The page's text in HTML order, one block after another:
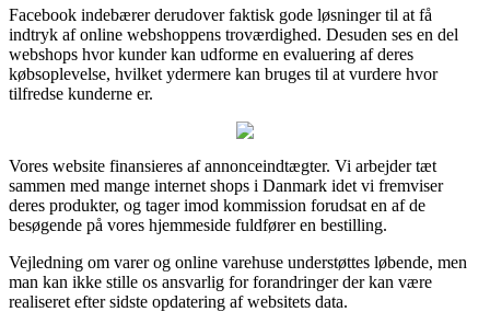
Facebook indebærer derudover faktisk gode løsninger til at få
indtryk af online webshoppens troværdighed. Desuden ses en del
webshops hvor kunder kan udforme en evaluering af deres
købsoplevelse, hvilket ydermere kan bruges til at vurdere hvor
tilfredse kunderne er.
Vores website finansieres af annonceindtægter. Vi arbejder tæt
sammen med mange internet shops i Danmark idet vi fremviser
deres produkter, og tager imod kommission forudsat en af de
besøgende på vores hjemmeside fuldfører en bestilling.
Vejledning om varer og online varehuse understøttes løbende, men
man kan ikke stille os ansvarlig for forandringer der kan være
realiseret efter sidste opdatering af websitets data.